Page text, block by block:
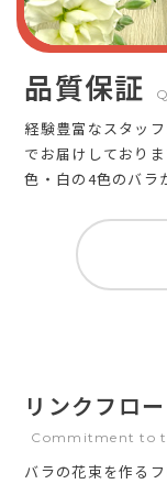
品質保証
経験豊富なスタッ
でお届けしており
色・白の4色のバラ
リンクフロ
Commitment to
バラの花束を作る